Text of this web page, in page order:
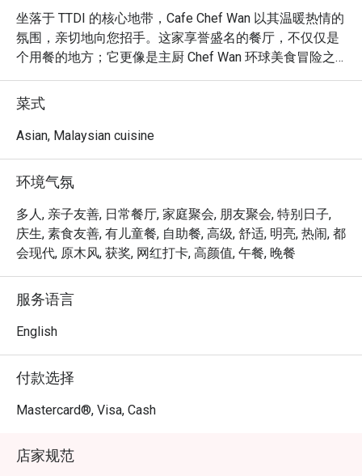
坐落于 TTDI 的核心地带，Cafe Chef Wan 以其温暖热情的
氛围，亲切地向您招手。这家享誉盛名的餐厅，不仅仅是
个用餐的地方；它更像是主厨 Chef Wan 环球美食冒险之
旅的生动缩影。空气中回荡着愉快的谈笑声，弥漫着熟悉
的马来西亚香料与异国芬芳交织的香气。踏入这个每个角
落都仿佛在诉说故事的空间，让您在远离城市喧嚣的同
时，品尝由马来西亚烹饪大使本人亲自呈献的世界级风
无论您是想享用一顿快速的晚餐，还是悠闲地度过一个美
好的夜晚，这里的独特魅力都将让您难以忘怀：
菜单是 Chef Wan 旅游经验的精湛结晶，将暖心暖胃的传
承食谱如 Cucur Udang，与丰盛的国际菜肴完美结合。这
馨的环境中呈献，让每一餐都像是一场特别的庆典。这里
是一个真正在地瑰宝，让您在体验马来西亚标志性热情好
客的同时，品尝世界级的风味。
🍽️ 精选推荐
・一道道温暖人心的经典马来西亚风味，与备受欢迎的国
际佳肴。
人人喜爱的经典美食。
菜式
Asian, Malaysian cuisine
环境气氛
多人, 亲子友善, 日常餐厅, 家庭聚会, 朋友聚会, 特别日子,
庆生, 素食友善, 有儿童餐, 自助餐, 高级, 舒适, 明亮, 热闹, 都
会现代, 原木风, 获奖, 网红打卡, 高颜值, 午餐, 晚餐
服务语言
English
付款选择
Mastercard®, Visa, Cash
店家规范